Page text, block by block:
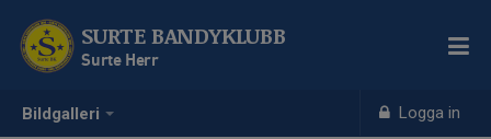
Bildgalleri Logga in
SURTE BANDYKLUBB
Surte Herr